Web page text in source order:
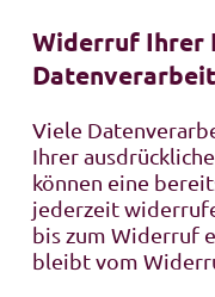
Widerruf Ihrer
Viele
Ihrer
können eine
jederzeit
bis zum Widerruf
bleibt vom